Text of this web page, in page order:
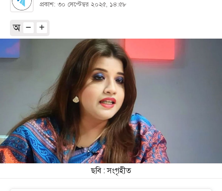
প্রকাশ: ৩০ সেপ্টেম্বর ২০২৫, ১৪:৫৮
অ
ছবি : সংগৃহীত